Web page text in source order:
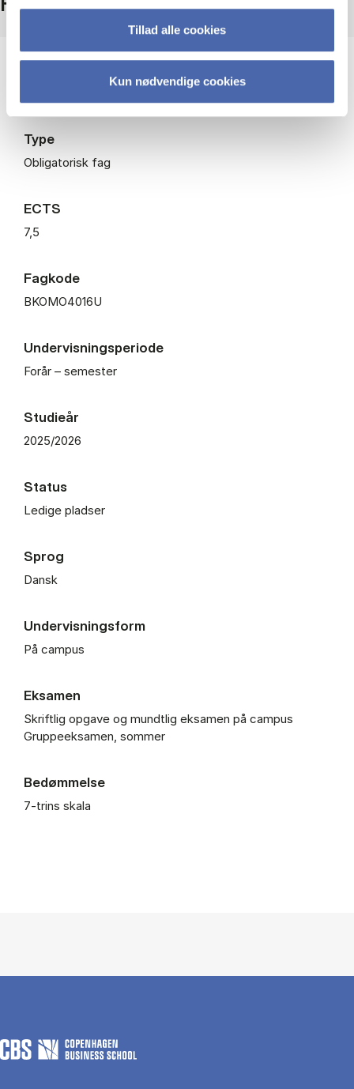
Tillad alle cookies
Kun nødvendige cookies
Type
Obligatorisk fag
ECTS
7,5
Fagkode
BKOMO4016U
Undervisningsperiode
Forår – semester
Studieår
2025/2026
Status
Ledige pladser
Sprog
Dansk
Undervisningsform
På campus
Eksamen
Skriftlig opgave og mundtlig eksamen på campus
Gruppeeksamen, sommer
Bedømmelse
7-trins skala